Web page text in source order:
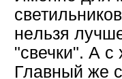
нeльзя
"свечки". А
Главный же